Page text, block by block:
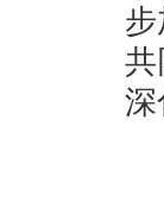
深